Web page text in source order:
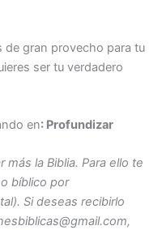
de gran provecho para tu
ser tu verdadero
en: Profundizar
más la Biblia. Para ello te
bíblico por
Si deseas recibirlo